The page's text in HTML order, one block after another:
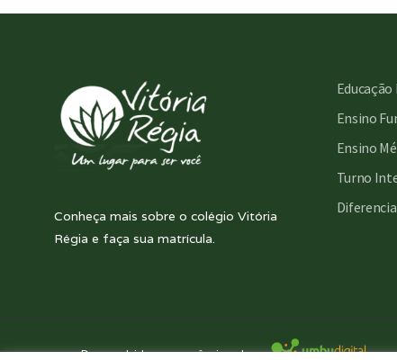
Conheça mais sobre o colégio Vitória
Régia e faça sua matrícula.
Ensino
Ensino
Turno
Desenvolvido com essência pela: